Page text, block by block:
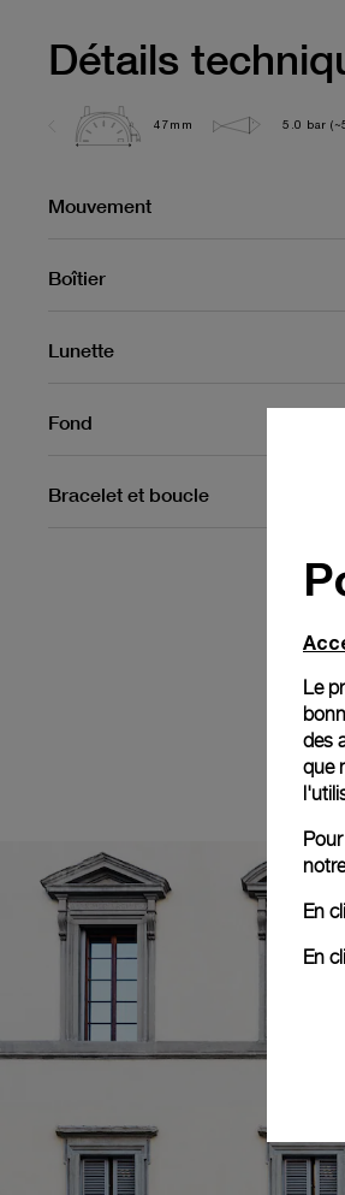
Détails
47mm 5.0 bar
Mouvement
Boîtier
Lunette
Fond
Bracelet et boucle
Le
des
que
En
En